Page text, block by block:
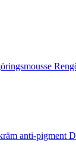
anti-pigment